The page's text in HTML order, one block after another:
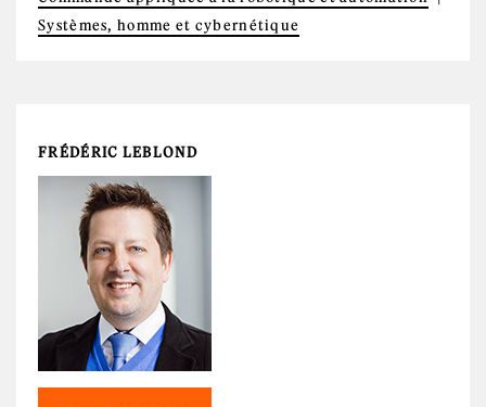
Systèmes, homme et cybernétique
FRÉDÉRIC LEBLOND